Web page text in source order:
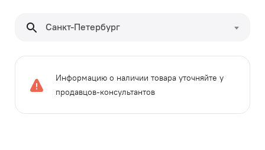
Санкт-Петербург
Информацию о наличии товара уточняйте у
продавцов-консультантов